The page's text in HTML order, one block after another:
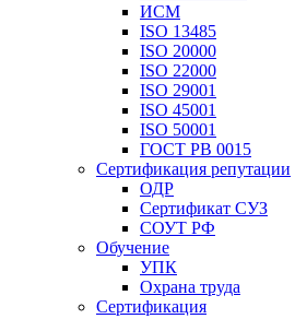
ИСМ
ISO 13485
ISO 20000
ISO 22000
ISO 29001
ISO 45001
ISO 50001
ГОСТ РВ 0015
Сертификация репутации
ОДР
Сертификат СУЗ
СОУТ РФ
Обучение
УПК
Охрана труда
Сертификация